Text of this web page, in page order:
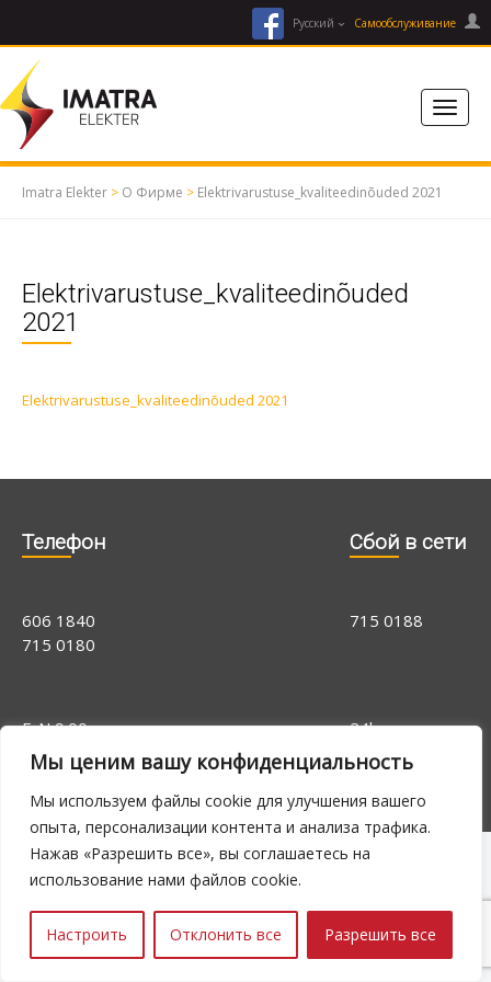
Мы ценим вашу конфиденциальность
Мы используем файлы cookie для улучшения вашего
опыта, персонализации контента и анализа трафика.
Нажав «Разрешить все», вы соглашаетесь на
использование нами файлов cookie.
Настроить Отклонить все Разрешить все
facebookРусский Cамообслуживание
Imatra Elekter > О Фирме > Elektrivarustuse_kvaliteedinõuded 2021
Elektrivarustuse_kvaliteedinõuded
2021
Elektrivarustuse_kvaliteedinõuded 2021
Телефон Cбой в сети
606 1840
715 0180
715 0188
E-N 9.00 -
16.00, R 9.00 -
14.00
24h